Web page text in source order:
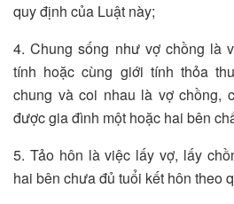
quy định của Luật này;
4. Chung sống như vợ chồng là
tính hoặc cùng giới tính thỏa
chung và coi nhau là vợ chồng,
được gia đình một hoặc hai bên
5. Tảo hôn là việc lấy vợ, lấy
hai bên chưa đủ tuổi kết hôn theo